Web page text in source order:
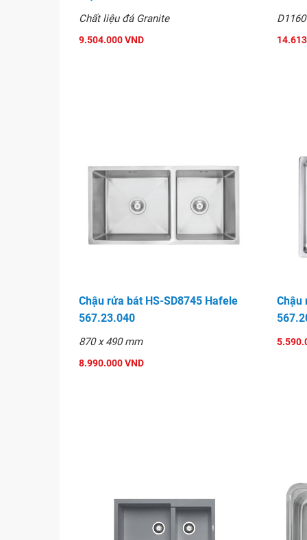
Chất liệu đá Granite
9.504.000 VND
Chậu rửa bát HS-SD8745 Hafele
567.23.040
870 x 490 mm
8.990.000 VND
Chậu